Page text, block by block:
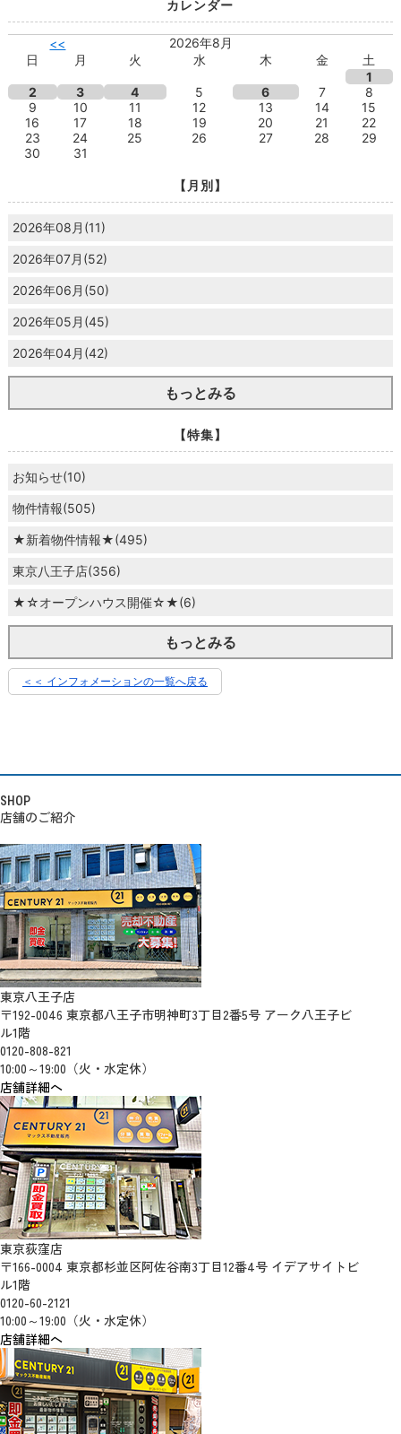
カレンダー
<<
2026年8月
日
月 火 水 木 金
土
1
2
3 4 5 6 7
8
9
10 11 12 13 14
15
16
17 18 19 20 21
22
23
24 25 26 27 28
29
30
31
【月別】
2026年08月(11)
2026年07月(52)
2026年06月(50)
2026年05月(45)
2026年04月(42)
もっとみる
【特集】
お知らせ(10)
物件情報(505)
★新着物件情報★(495)
東京八王子店(356)
★☆オープンハウス開催☆★(6)
もっとみる
＜＜ インフォメーションの一覧へ戻る
SHOP
店舗のご紹介
東京八王子店
〒192-0046 東京都八王子市明神町3丁目2番5号 アーク八王子ビ
ル1階
0120-808-821
10:00～19:00（火・水定休）
店舗詳細へ
東京荻窪店
〒166-0004 東京都杉並区阿佐谷南3丁目12番4号 イデアサイトビ
ル1階
0120-60-2121
10:00～19:00（火・水定休）
店舗詳細へ